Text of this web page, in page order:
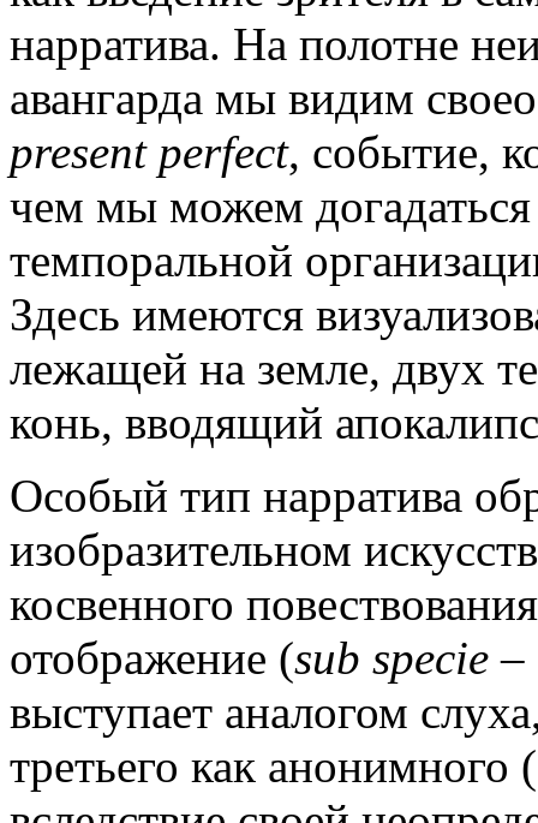
нарратива. На полотне
авангарда мы видим
present perfect, событие,
чем мы можем
темпоральной
Здесь имеются
лежащей на земле, двух
конь, вводящий
Особый тип нарратива
изобразительном
косвенного
отображение (sub specie –
выступает аналогом
третьего как анонимного